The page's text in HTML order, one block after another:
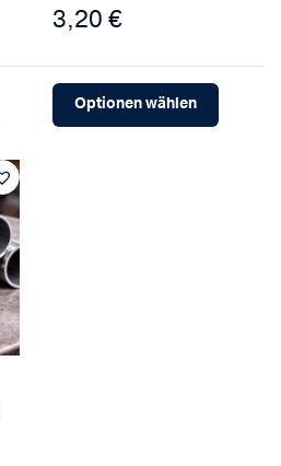
3,20 €
Optionen wählen